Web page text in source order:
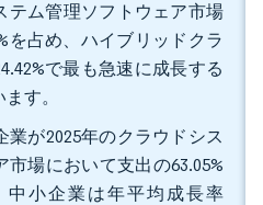
テム管理ソフトウェア市場
を占め、ハイブリッドクラ
で最も急速に成長する
す。
が2025年のクラウドシス
場において支出の63.05%
中小企業は年平均成長率